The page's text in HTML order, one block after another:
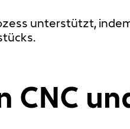
unterstützt,